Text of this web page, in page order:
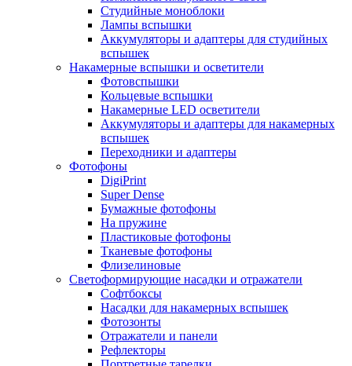
Студийные моноблоки
Лампы вспышки
Аккумуляторы и адаптеры для студийных
вспышек
Накамерные вспышки и осветители
Фотовспышки
Кольцевые вспышки
Накамерные LED осветители
Аккумуляторы и адаптеры для накамерных
вспышек
Переходники и адаптеры
Фотофоны
DigiPrint
Super Dense
Бумажные фотофоны
На пружине
Пластиковые фотофоны
Тканевые фотофоны
Флизелиновые
Светоформирующие насадки и отражатели
Софтбоксы
Насадки для накамерных вспышек
Фотозонты
Отражатели и панели
Рефлекторы